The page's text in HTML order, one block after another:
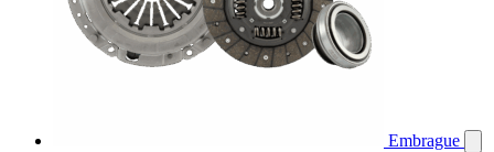
Embrague